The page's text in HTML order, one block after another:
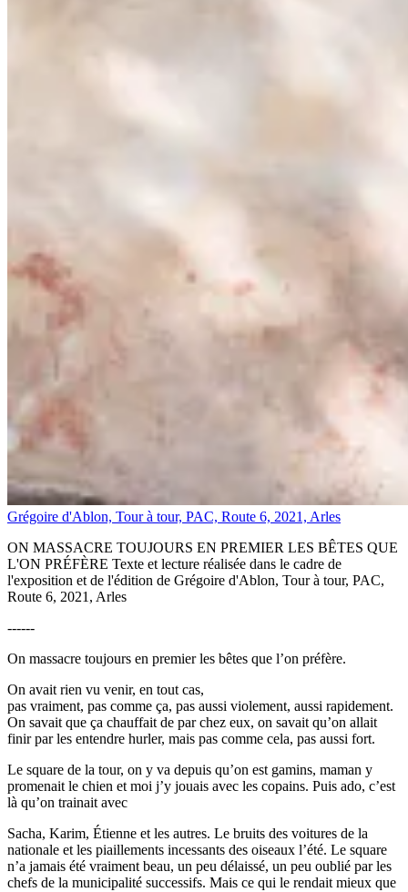
Grégoire d'Ablon, Tour à tour, PAC, Route 6, 2021, Arles
ON MASSACRE TOUJOURS EN PREMIER LES BÊTES QUE
L'ON PRÉFÈRE Texte et lecture réalisée dans le cadre de
l'exposition et de l'édition de Grégoire d'Ablon, Tour à tour, PAC,
Route 6, 2021, Arles
------
On massacre toujours en premier les bêtes que l’on préfère.
On avait rien vu venir, en tout cas,
pas vraiment, pas comme ça, pas aussi violement, aussi rapidement.
On savait que ça chauffait de par chez eux, on savait qu’on allait
finir par les entendre hurler, mais pas comme cela, pas aussi fort.
Le square de la tour, on y va depuis qu’on est gamins, maman y
promenait le chien et moi j’y jouais avec les copains. Puis ado, c’est
là qu’on trainait avec
Sacha, Karim, Étienne et les autres. Le bruits des voitures de la
nationale et les piaillements incessants des oiseaux l’été. Le square
n’a jamais été vraiment beau, un peu délaissé, un peu oublié par les
chefs de la municipalité successifs. Mais ce qui le rendait mieux que